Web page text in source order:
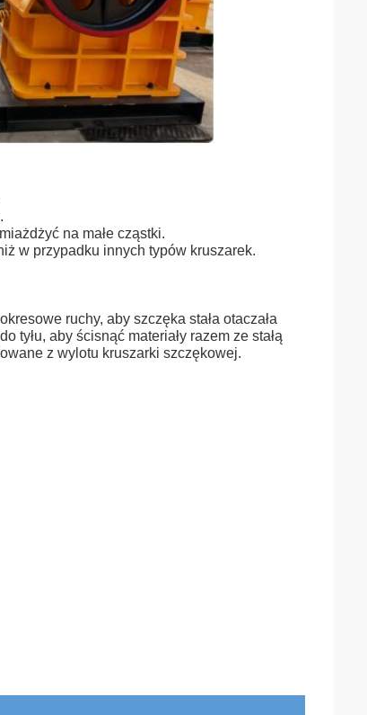
na małe cząstki.
w przypadku innych typów kruszarek.
ruchy, aby szczęka stała otaczała
tyłu, aby ścisnąć materiały razem ze stałą
z wylotu kruszarki szczękowej.